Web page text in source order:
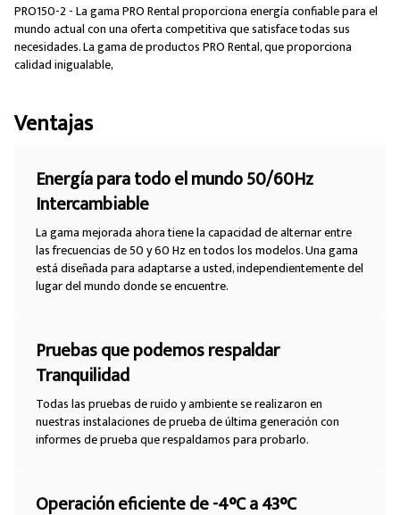
PRO150-2 - La gama PRO Rental proporciona energía confiable para el
mundo actual con una oferta competitiva que satisface todas sus
necesidades. La gama de productos PRO Rental, que proporciona
calidad inigualable,
Ventajas
Energía para todo el mundo 50/60Hz
Intercambiable
La gama mejorada ahora tiene la capacidad de alternar entre
las frecuencias de 50 y 60 Hz en todos los modelos. Una gama
está diseñada para adaptarse a usted, independientemente del
lugar del mundo donde se encuentre.
Pruebas que podemos respaldar
Tranquilidad
Todas las pruebas de ruido y ambiente se realizaron en
nuestras instalaciones de prueba de última generación con
informes de prueba que respaldamos para probarlo.
Operación eficiente de -4°C a 43°C